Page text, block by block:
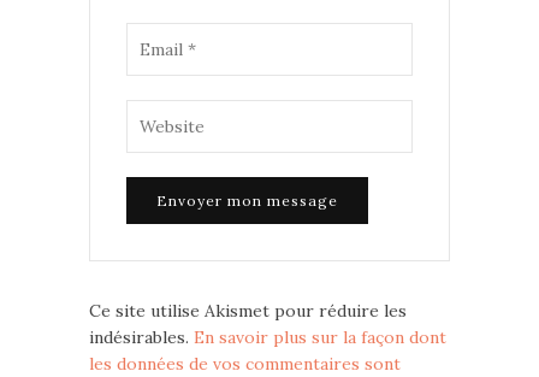
Ce site utilise Akismet pour réduire les
indésirables. En savoir plus sur la façon dont
les données de vos commentaires sont